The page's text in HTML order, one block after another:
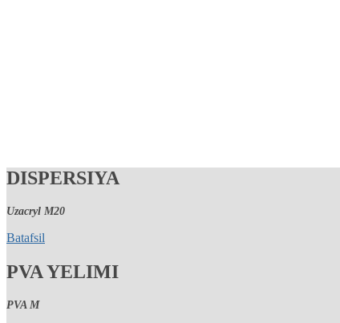
DISPERSIYA
Uzacryl M20
Batafsil
PVA YELIMI
PVA M